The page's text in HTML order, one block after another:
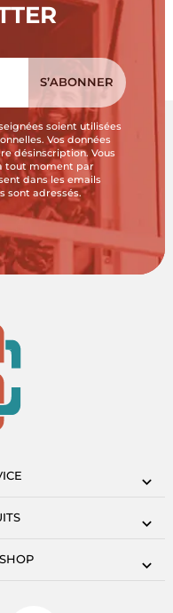
soient utilisées
Vos données
désinscription. Vous
tout moment par
dans les emails
sont adressés.